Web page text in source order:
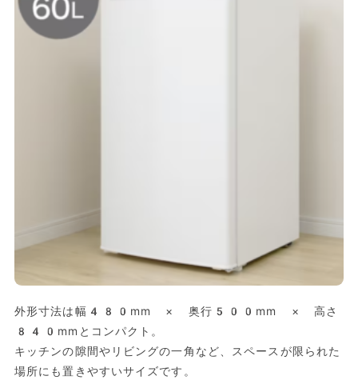
外形寸法は幅480mm × 奥行500mm × 高さ
840mmとコンパクト。
キッチンの隙間やリビングの一角など、スペースが限られた
場所にも置きやすいサイズです。